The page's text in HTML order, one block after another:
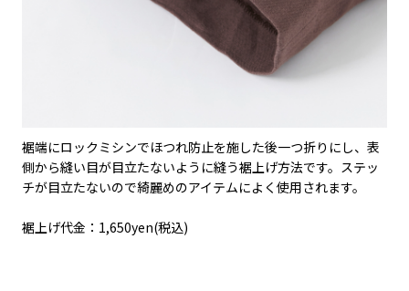
裾端にロックミシンでほつれ防止を施した後一つ折りにし、表
側から縫い目が目立たないように縫う裾上げ方法です。ステッ
チが目立たないので綺麗めのアイテムによく使用されます。
裾上げ代金：1,650yen(税込)